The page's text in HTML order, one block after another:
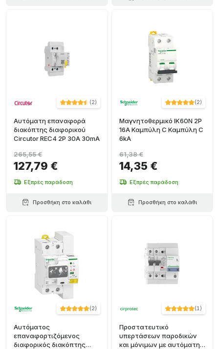
(2)
Αυτόματη επαναφορά
διακόπτης διαφορικού
Circutor REC4 2P 30A 30mA
127,79 €
265,55 €
Εξπρές παράδοση
Προσθήκη στο καλάθι
(2)
Μαγνητοθερμικό IK60N 2P
16A Καμπύλη C Καμπύλη C
6kA
14,35 €
61,38 €
Εξπρές παράδοση
Προσθήκη στο καλάθι
(2)
Αυτόματος
επαναφορτιζόμενος
διαφορικός διακόπτης
(1)
Προστατευτικό
υπερτάσεων παροδικών
και μόνιμων με αυτόματη